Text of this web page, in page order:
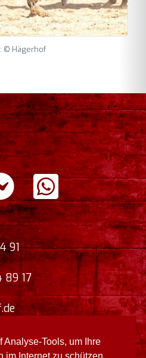
Analyse-Tools, um Ihre
© Hägerhof
91
89 17
Harz,Deutschland